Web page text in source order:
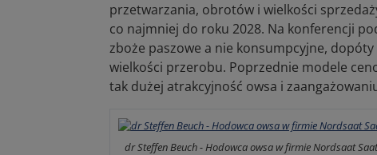
przetwarzania, obrotów i wielkości
co najmniej do roku 2028. Na konferencji
zboże paszowe a nie konsumpcyjne,
wielkości przerobu. Poprzednie modele
tak dużej atrakcyjność owsa i
dr Steffen Beuch - Hodowca owsa w firmie Nordsaat